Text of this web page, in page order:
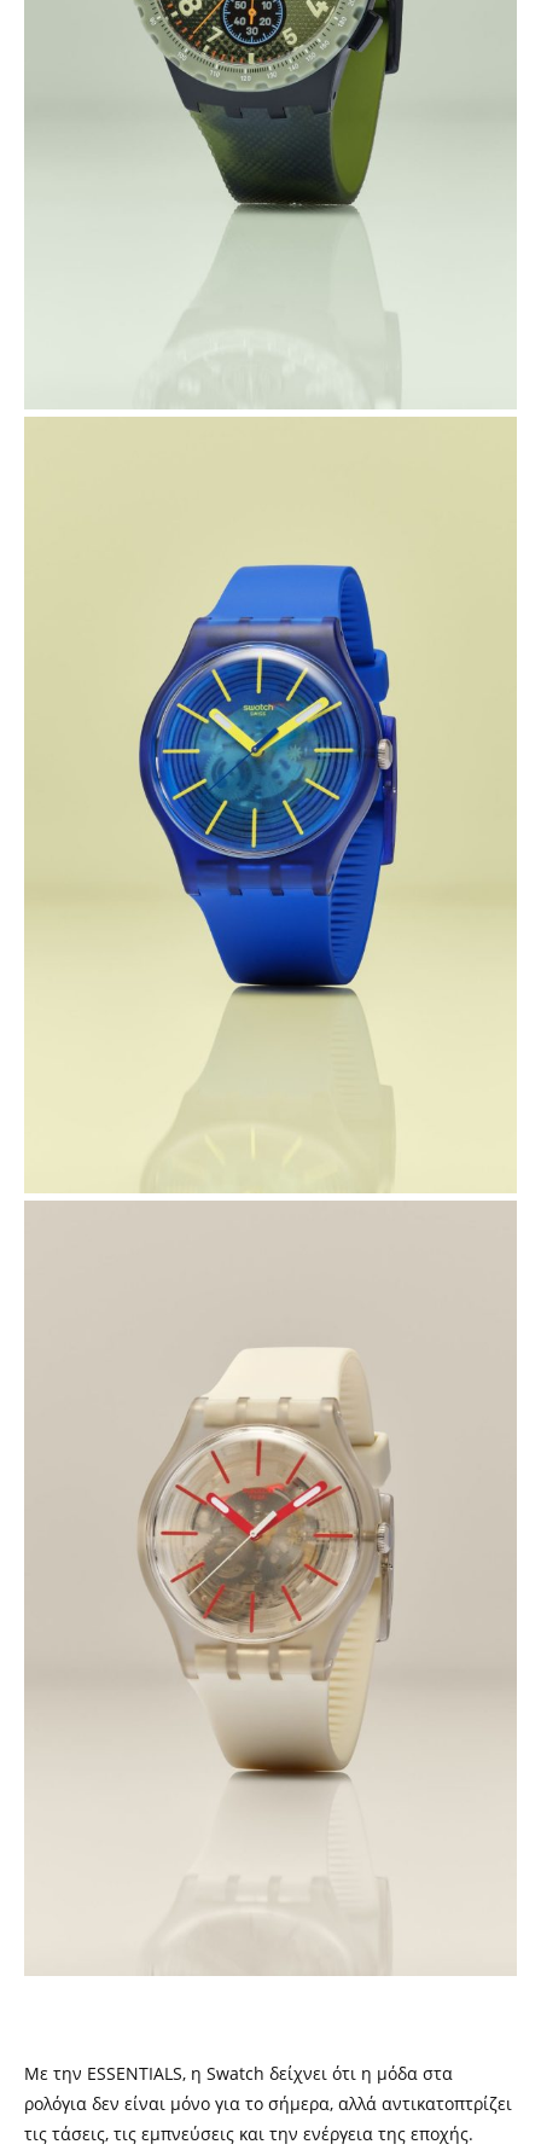
Με την ESSENTIALS, η Swatch δείχνει ότι η μόδα στα
ρολόγια δεν είναι μόνο για το σήμερα, αλλά αντικατοπτρίζει
τις τάσεις, τις εμπνεύσεις και την ενέργεια της εποχής.